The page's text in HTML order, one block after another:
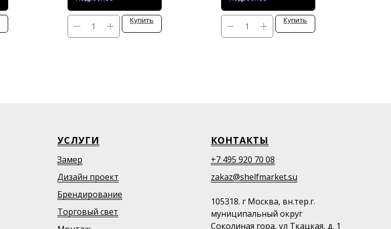
Купить Купить
УСЛУГИ
Замер
Дизайн проект
Брендирование
Торговый свет
КОНТАКТЫ
+7 495 920 70 08
zakaz@shelfmarket.su
105318. г Москва, вн.тер.г.
муниципальный округ
Соколиная гора, ул Ткацкая, д. 1